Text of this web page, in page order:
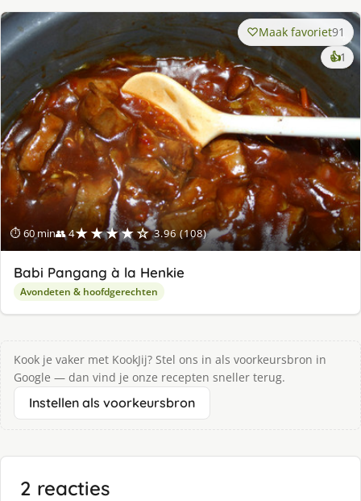
⏱ 60 min👥 4★★★★☆ 3.96 (108)
Maak favoriet91
👍1
Babi Pangang à la Henkie
Avondeten & hoofdgerechten
Kook je vaker met KookJij? Stel ons in als voorkeursbron in
Google — dan vind je onze recepten sneller terug.
Instellen als voorkeursbron
2 reacties